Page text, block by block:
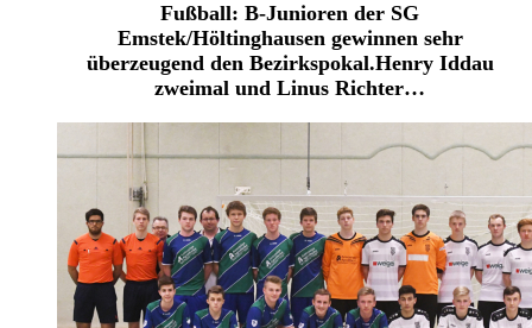
Fußball: B-Junioren der SG
Emstek/Höltinghausen gewinnen sehr
überzeugend den Bezirkspokal.Henry Iddau
zweimal und Linus Richter…